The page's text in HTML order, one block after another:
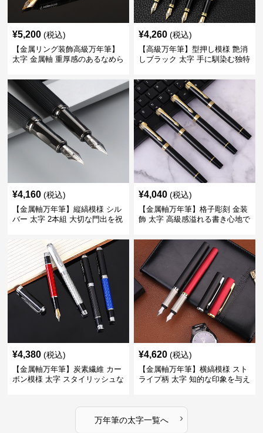
¥5,200 (税込)
【金属リング装飾高級万年筆】
太字 金属軸 重厚感のあるなめら
きに最適
¥4,260 (税込)
【高級万年筆】型押し模様 艶消
しブラック 太字 手に馴染む独特
くい
¥4,160 (税込)
【金属軸万年筆】縦縞模様 シル
バー 太字 2本組 大切な門出を祝
ト
¥4,040 (税込)
【金属軸万年筆】格子彫刻 金装
飾 太字 高級感溢れる書き心地で
¥4,380 (税込)
【金属軸万年筆】炭素繊維 カー
ボン模様 太字 スタイリッシュな
¥4,620 (税込)
【金属軸万年筆】横縞模様 スト
ライプ柄 太字 知的な印象を与え
万年筆の太字一覧へ ›